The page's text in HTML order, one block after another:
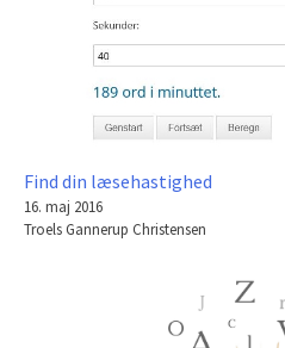
Find din læsehastighed
16. maj 2016
Troels Gannerup Christensen